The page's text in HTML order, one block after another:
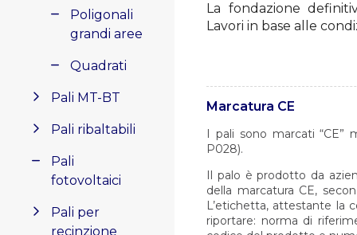
Poligonali
grandi aree
Quadrati
Pali MT-BT
Pali ribaltabili
Pali
fotovoltaici
Pali per
recinzione
La fondazione
Lavori in base alle
Marcatura CE
I pali sono marcati “CE”
P028).
Il palo è prodotto da
della marcatura CE,
L’etichetta, attestante la
riportare: norma di